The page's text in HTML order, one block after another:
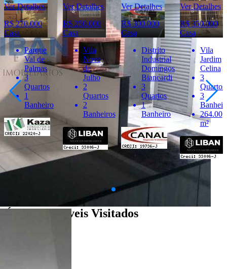
Ver Detalhes
R$ 270.000
Casa
Parque
Val de
Palmas
3
Quartos
1
Banheiro
Ver Detalhes
R$ 250.000
Casa
Vila
Nove
de
Julho
2
Quartos
2
Banheiros
Ver Detalhes
R$ 300.000
Casa
Distrito
Industrial
Domingos
Biancardi
3
Quartos
1
Banheiro
Ver Detalhes
R$ 350.000
Casa
Vila
Jardim
Celina
3
Quartos
3
264.00
m²
Últimos Imóveis Visitados